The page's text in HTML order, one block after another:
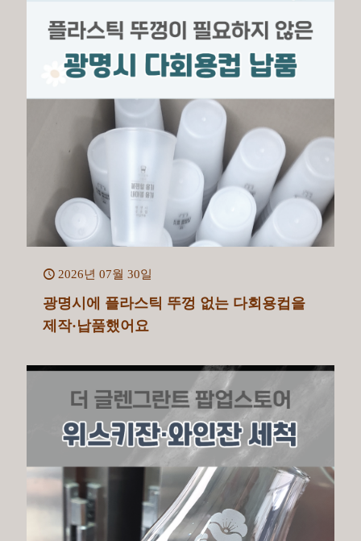
2026년 07월 30일
광명시에 플라스틱 뚜껑 없는 다회용컵을
제작·납품했어요